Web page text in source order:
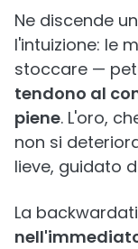
Ne discende
l'intuizione: le
stoccare —
tendono al
piene. L'oro,
non si
lieve, guidato
La